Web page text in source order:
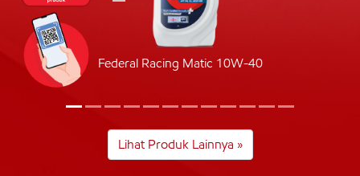
Federal Racing Matic 10W-40
Lihat Produk Lainnya »